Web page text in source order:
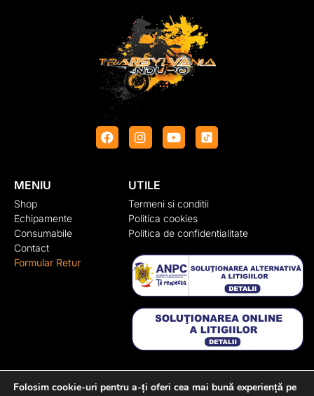
MENIU
Shop
Echipamente
Consumabile
Contact
Formular Retur
UTILE
Termeni si conditii
Politica cookies
Politica de confidentialitate
CONTACT
Folosim cookie-uri pentru a-ți oferi cea mai bună experiență pe